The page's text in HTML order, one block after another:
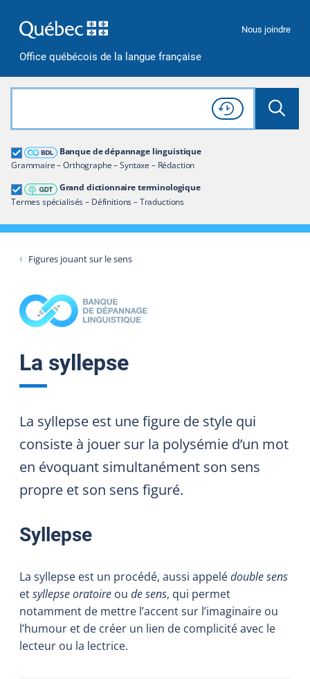
Office québécois de la langue française
Nous joindre
Rechercher dans tout le site
Lancer
Consulter l'
Historique
de recherche
Banque de dépannage linguistique
Grammaire – Orthographe – Syntaxe – Rédaction
Grand dictionnaire terminologique
Termes spécialisés – Définitions – Traductions
Grand dictionnaire terminologique
Restreindre aux termes
Figures jouant sur le sens
La syllepse
La syllepse est une figure de style qui
consiste à jouer sur la polysémie d’un mot
en évoquant simultanément son sens
propre et son sens figuré.
Syllepse
La syllepse est un procédé, aussi appelédouble sens
etsyllepse oratoire ou de sens, qui permet
notamment de mettre l’accent sur l’imaginaire ou
l’humour et de créer un lien de complicité avec le
lecteur ou la lectrice.